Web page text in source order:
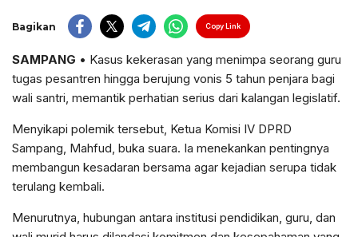
Bagikan Copy Link
SAMPANG • Kasus kekerasan yang menimpa seorang guru
tugas pesantren hingga berujung vonis 5 tahun penjara bagi
wali santri, memantik perhatian serius dari kalangan legislatif.
Menyikapi polemik tersebut, Ketua Komisi IV DPRD
Sampang, Mahfud, buka suara. Ia menekankan pentingnya
membangun kesadaran bersama agar kejadian serupa tidak
terulang kembali.
Menurutnya, hubungan antara institusi pendidikan, guru, dan